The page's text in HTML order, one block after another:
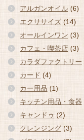
アルガンオイル (6)
エクササイズ (14)
オールインワン (3)
カフェ・喫茶店 (3)
カラダファクトリー
カード (4)
カー用品 (1)
キッチン用品・食器
キャンドゥ (2)
クレンジング (3)